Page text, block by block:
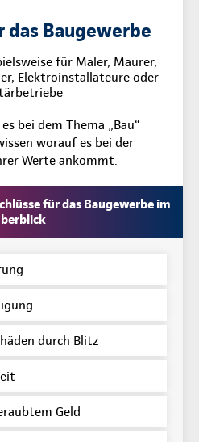
Baugewerbe
für Maler, Maurer,
Elektroinstallateure oder
bei dem Thema „Bau“
worauf es bei der
Werte ankommt.
für das Baugewerbe im
durch Blitz
Geld